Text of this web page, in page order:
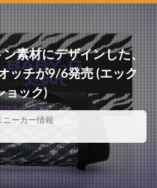
素材にデザインした、
ッチが9/6発売 (エック
ョック)
ニーカー情報